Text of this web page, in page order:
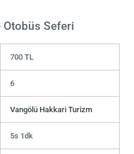
Otobüs Seferi
700 TL
6
Vangölü Hakkari Turizm
5s 1dk